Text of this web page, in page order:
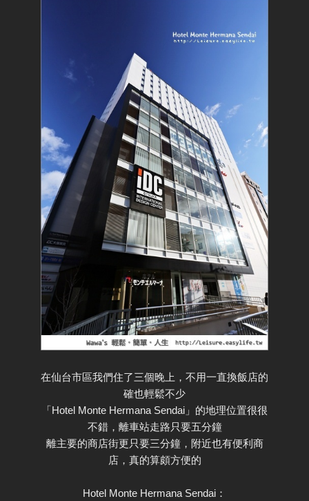
在仙台市區我們住了三個晚上，不用一直換飯店的
確也輕鬆不少
「Hotel Monte Hermana Sendai」的地理位置很很
不錯，離車站走路只要五分鐘
離主要的商店街更只要三分鐘，附近也有便利商
店，真的算頗方便的
Hotel Monte Hermana Sendai：